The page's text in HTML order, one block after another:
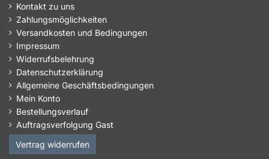
Kontakt zu uns
Zahlungsmöglichkeiten
Versandkosten und Bedingungen
Impressum
Widerrufsbelehrung
Datenschutzerklärung
Allgemeine Geschäftsbedingungen
Mein Konto
Bestellungsverlauf
Auftragsverfolgung Gast
Vertrag widerrufen